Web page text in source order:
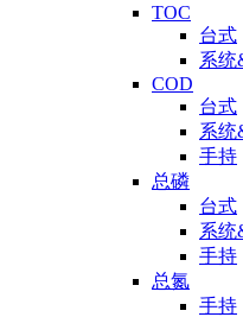
TOC
台式
系统
COD
台式
系统
手持
总磷
台式
系统
手持
总氮
手持